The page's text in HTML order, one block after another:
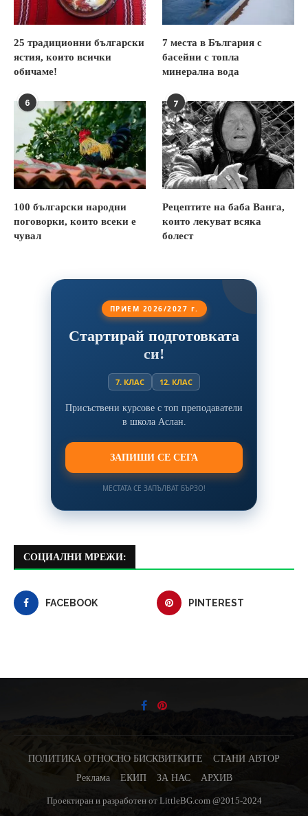
25 традиционни български
ястия, които всички
обичаме!
7 места в България с
басейни с топла
минерална вода
6
100 български народни
поговорки, които всеки е
чувал
7
Рецептите на баба Ванга,
които лекуват всяка
болест
ПРИЕМ 2026/2027 г.
Стартирай подготовката
си!
7. КЛАС 12. КЛАС
Присъствени курсове с топ преподаватели
в школа Аслан.
ЗАПИШИ СЕ СЕГА
МЕСТАТА СЕ ЗАПЪЛВАТ БЪРЗО!
СОЦИАЛНИ МРЕЖИ:
FACEBOOK PINTEREST
ПОЛИТИКА ОТНОСНО БИСКВИТКИТЕ
СТАНИ АВТОР
Реклама
ЕКИП ЗА НАС АРХИВ
Проектиран и разработен от LittleBG.com @2015-2024